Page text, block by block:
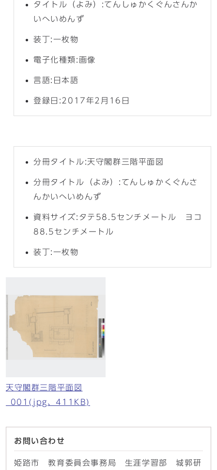
タイトル（よみ）:てんしゅかくぐんさんか
いへいめんず
装丁:一枚物
電子化種類:画像
言語:日本語
登録日:2017年2月16日
分冊タイトル:天守閣群三階平面図
分冊タイトル（よみ）:てんしゅかくぐんさ
んかいへいめんず
資料サイズ:タテ58.5センチメートル ヨコ
88.5センチメートル
装丁:一枚物
天守閣群三階平面図
_001(jpg、411KB)
お問い合わせ
姫路市 教育委員会事務局 生涯学習部 城郭研